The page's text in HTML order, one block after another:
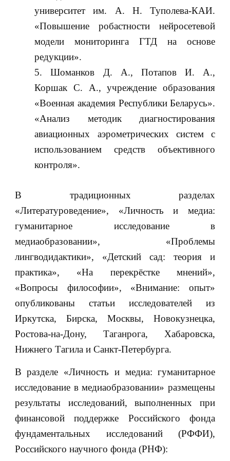
университет им. А. Н. Туполева-КАИ.
«Повышение робастности нейросетевой
модели мониторинга ГТД на основе
редукции».
Шоманков Д. А., Потапов И. А.,
Коршак С. А., учреждение образования
«Военная академия Республики Беларусь».
«Анализ методик диагностирования
авиационных аэрометрических систем с
использованием средств объективного
контроля».
В традиционных разделах
«Литературоведение», «Личность и медиа:
гуманитарное исследование в
медиаобразовании», «Проблемы
лингводидактики», «Детский сад: теория и
практика», «На перекрёстке мнений»,
«Вопросы философии», «Внимание: опыт»
опубликованы статьи исследователей из
Иркутска, Бирска, Москвы, Новокузнецка,
Ростова-на-Дону, Таганрога, Хабаровска,
Нижнего Тагила и Санкт-Петербурга.
В разделе «Личность и медиа: гуманитарное
исследование в медиаобразовании» размещены
результаты исследований, выполненных при
финансовой поддержке Российского фонда
фундаментальных исследований (РФФИ),
Российского научного фонда (РНФ):